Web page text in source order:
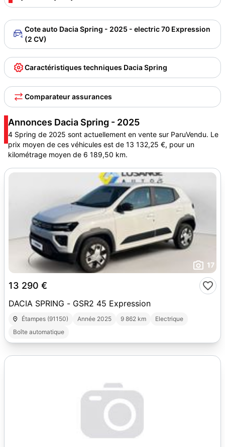
Cote auto Dacia Spring - 2025 - electric 70 Expression
(2 CV)
Caractéristiques techniques Dacia Spring
Comparateur assurances
Annonces Dacia Spring - 2025
4 Spring de 2025 sont actuellement en vente sur ParuVendu. Le
prix moyen de ces véhicules est de 13 132,25 €, pour un
kilométrage moyen de 6 189,50 km.
17
13 290 €
DACIA SPRING - GSR2 45 Expression
Étampes (91150) Année 2025 9 862 km
Electrique
Boîte automatique